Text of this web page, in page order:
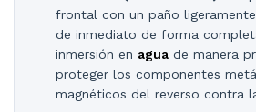
frontal con un paño
de inmediato de forma
inmersión en agua de manera
proteger los componentes
magnéticos del reverso contra